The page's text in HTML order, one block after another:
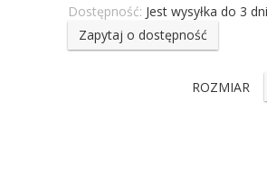
Dostępność: Jest wysyłka do 3 dni
Zapytaj o dostępność
ROZMIAR